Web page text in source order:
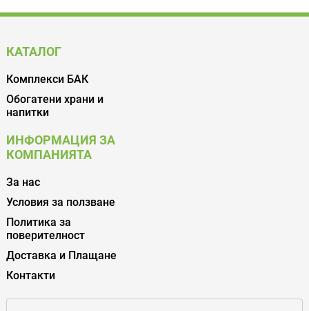
КАТАЛОГ
Комплекси БАК
Обогатени храни и
напитки
ИНФОРМАЦИЯ ЗА
КОМПАНИЯТА
За нас
Условия за ползване
Политика за
поверителност
Доставка и Плащане
Контакти